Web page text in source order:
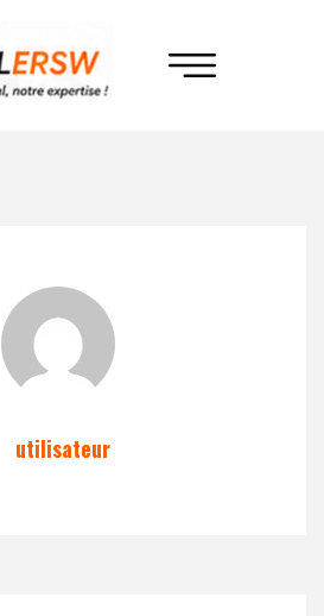
utilisateur